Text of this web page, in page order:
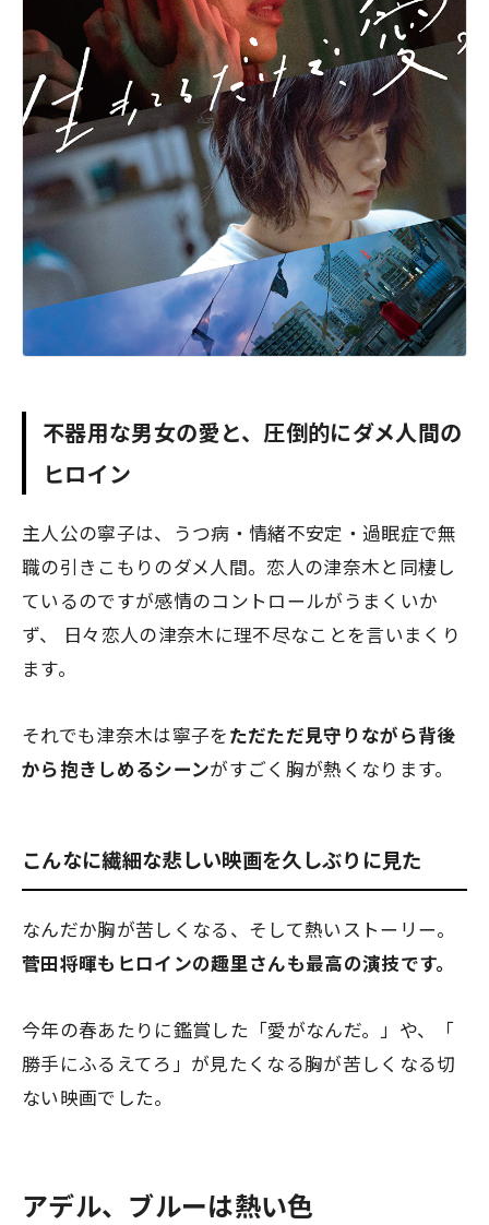
不器用な男女の愛と、圧倒的にダメ人間の
ヒロイン
主人公の寧子は、うつ病・情緒不安定・過眠症で無
職の引きこもりのダメ人間。恋人の津奈木と同棲し
ているのですが感情のコントロールがうまくいか
ず、 日々恋人の津奈木に理不尽なことを言いまくり
ます。
それでも津奈木は寧子をただただ見守りながら背後
から抱きしめるシーンがすごく胸が熱くなります。
こんなに繊細な悲しい映画を久しぶりに見た
なんだか胸が苦しくなる、そして熱いストーリー。
菅田将暉もヒロインの趣里さんも最高の演技です。
今年の春あたりに鑑賞した「愛がなんだ。」や、「
勝手にふるえてろ」が見たくなる胸が苦しくなる切
ない映画でした。
アデル、ブルーは熱い色